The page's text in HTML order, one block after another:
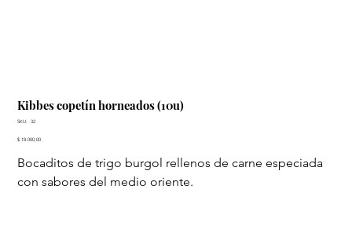
Kibbes copetín horneados (10u)
SKU:
SKU
32
Precio
$ 18.000,00
Bocaditos de trigo burgol rellenos de carne especiada
con sabores del medio oriente.